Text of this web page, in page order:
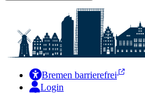
Bremen barrierefrei
Login